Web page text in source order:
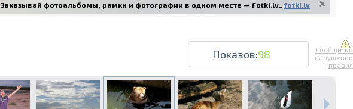
Заказывай фотоальбомы, рамки и фотографии в одном месте — Fotki.lv.. fotki.lv
Показов:98
Сообщить о
нарушении
правил